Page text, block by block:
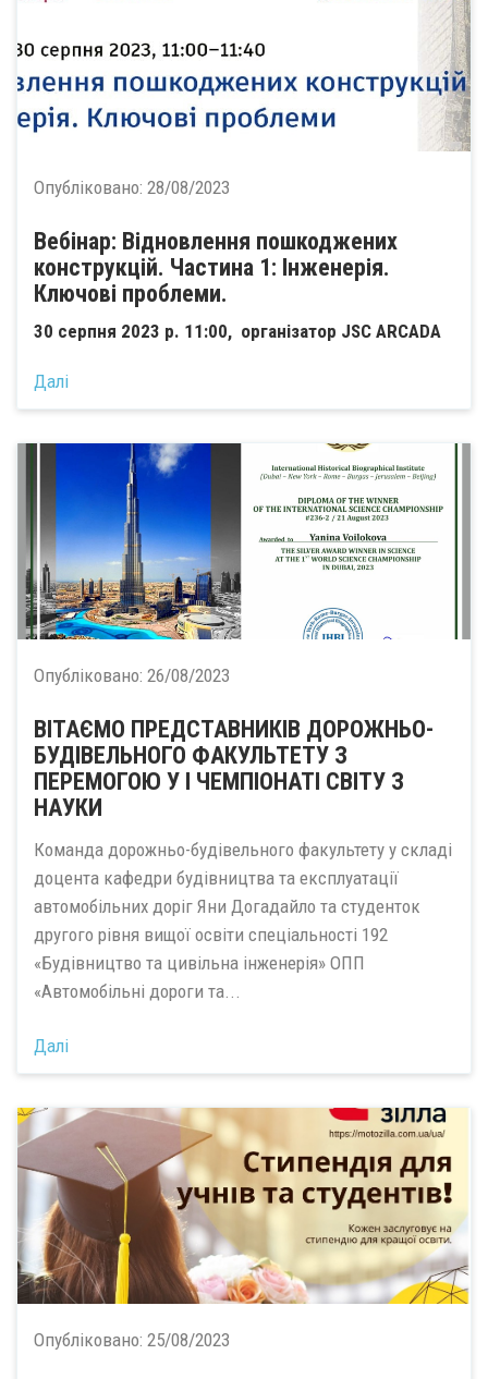
Опубліковано: 28/08/2023
Вебінар: Відновлення пошкоджених
конструкцій. Частина 1: Інженерія.
Ключові проблеми.
30 серпня 2023 р. 11:00, організатор JSC ARCADA
Далі
Опубліковано: 26/08/2023
ВІТАЄМО ПРЕДСТАВНИКІВ ДОРОЖНЬО-
БУДІВЕЛЬНОГО ФАКУЛЬТЕТУ З
ПЕРЕМОГОЮ У І ЧЕМПІОНАТІ СВІТУ З
НАУКИ
Команда дорожньо-будівельного факультету у складі
доцента кафедри будівництва та експлуатації
автомобільних доріг Яни Догадайло та студенток
другого рівня вищої освіти спеціальності 192
«Будівництво та цивільна інженерія» ОПП
«Автомобільні дороги та...
Далі
Опубліковано: 25/08/2023